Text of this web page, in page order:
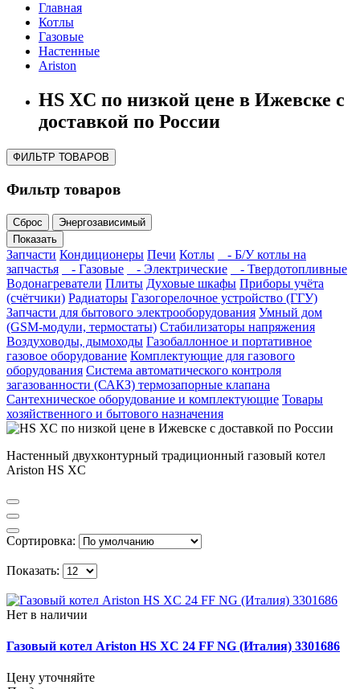
Главная
Котлы
Газовые
Настенные
Ariston
HS XC по низкой цене в Ижевске с
доставкой по России
ФИЛЬТР ТОВАРОВ
Фильтр товаров
Сброс
Энергозависимый
Показать
Запчасти Кондиционеры Печи Котлы
- Б/У котлы на
запчастья
- Газовые - Электрические
- Твердотопливные
Водонагреватели Плиты Духовые шкафы Приборы учёта
(счётчики) Радиаторы Газогорелочное устройство (ГГУ)
Запчасти для бытового электрооборудования Умный дом
(GSM-модули, термостаты) Cтабилизаторы напряжения
Воздуховоды, дымоходы Газобаллонное и портативное
газовое оборудование Комплектующие для газового
оборудования Система автоматического контроля
загазованности (САКЗ) термозапорные клапана
Сантехническое оборудование и комплектующие Товары
хозяйственного и бытового назначения
Настенный двухконтурный традиционный газовый котел
Ariston HS XC
Сортировка:
Показать:
Нет в наличии
Газовый котел Ariston HS XC 24 FF NG (Италия) 3301686
Цену уточняйте